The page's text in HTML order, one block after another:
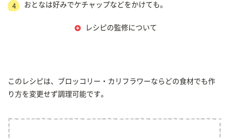
4 おとなは好みでケチャップなどをかけても。
レシピの監修について
このレシピは、ブロッコリー・カリフラワーならどの食材でも作
り方を変更せず調理可能です。